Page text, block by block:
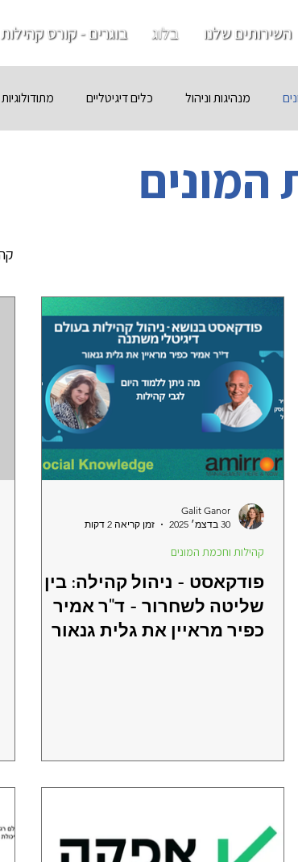
השירותים שלנו בלוג בוגרים - קורס קהילות
מנהיגות וניהול כלים דיגיטליים
המונים
פודקאסט - ניהול קהילה: בין
שליטה לשחרור - ד"ר אמיר
כפיר מראיין את גלית גנאור
קהילות וחכמת המונים
Galit Ganor
30 בדצמ׳ 2025
זמן קריאה 2 דקות